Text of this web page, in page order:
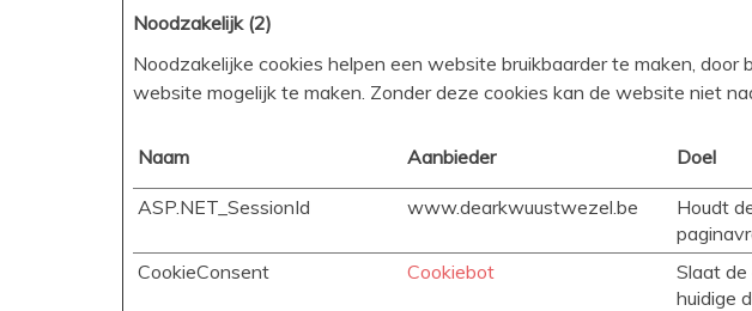
Noodzakelijk (2)
Noodzakelijke cookies helpen een website bruikbaarder te maken,
website mogelijk te maken. Zonder deze cookies kan de website niet
Naam Aanbieder Doel
ASP.NET_SessionId www.dearkwuustwezel.be
Houdt
CookieConsent Cookiebot
Slaat
huidige